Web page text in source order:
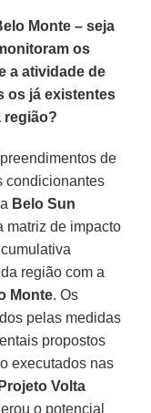
Monte – seja
os
a atividade de
os já existentes
região?
de
condicionantes
Belo Sun
matriz de impacto
região com a
Monte. Os
pelas medidas
propostos
executados nas
Projeto Volta
o potencial